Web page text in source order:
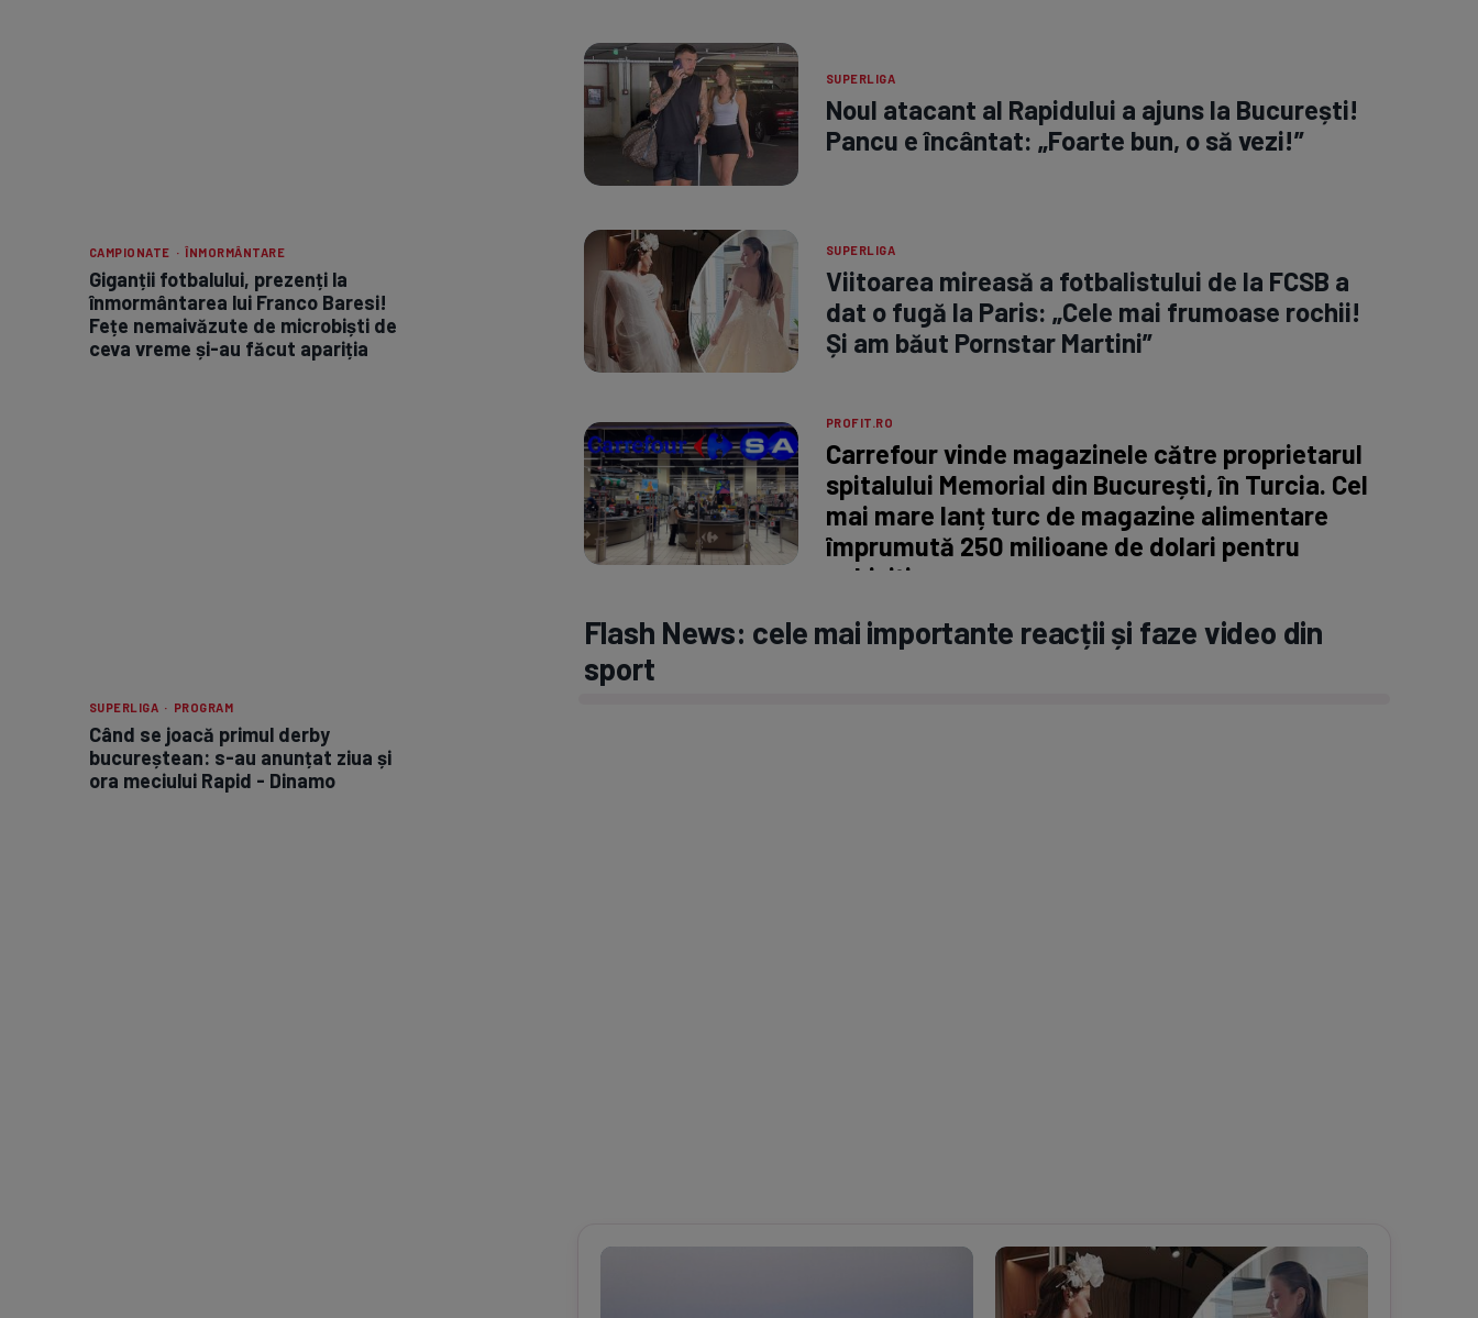
CAMPIONATE · ÎNMORMÂNTARE
Giganții fotbalului, prezenți la
înmormântarea lui Franco Baresi!
Fețe nemaivăzute de microbiști de
ceva vreme și-au făcut apariția
SUPERLIGA · PROGRAM
Când se joacă primul derby
bucureștean: s-au anunțat ziua și
ora meciului Rapid - Dinamo
SUPERLIGA
Noul atacant al Rapidului a ajuns la București!
Pancu e încântat: „Foarte bun, o să vezi!”
SUPERLIGA
Viitoarea mireasă a fotbalistului de la FCSB a
dat o fugă la Paris: „Cele mai frumoase rochii!
Și am băut Pornstar Martini”
PROFIT.RO
Carrefour vinde magazinele către proprietarul
spitalului Memorial din București, în Turcia. Cel
mai mare lanț turc de magazine alimentare
împrumută 250 milioane de dolari pentru
achiziție
Flash News: cele mai importante reacții și faze video din
sport